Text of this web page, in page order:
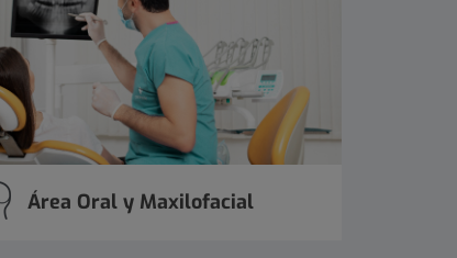
Área Oral y Maxilofacial